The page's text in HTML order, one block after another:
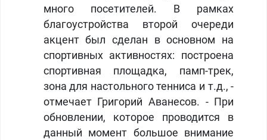
много посетителей. В рамках
благоустройства второй очереди
акцент был сделан в основном на
спортивных активностях: построена
спортивная площадка, памп-трек,
зона для настольного тенниса и т.д., -
отмечает Григорий Аванесов. - При
обновлении, которое проводится в
данный момент большое внимание